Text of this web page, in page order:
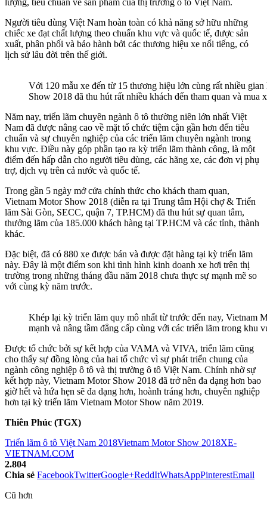
Người tiêu dùng Việt Nam hoàn toàn có khả năng sở hữu những
chiếc xe đạt chất lượng theo chuẩn khu vực và quốc tế, được sản
xuất, phân phối và bảo hành bởi các thương hiệu xe nổi tiếng, có
lịch sử lâu đời trên thế giới.
Với 120 mẫu xe đến từ 15 thương hiệu lớn cùng rất nhiều
Show 2018 đã thu hút rất nhiều khách đến tham quan và mua
Năm nay, triển lãm chuyên ngành ô tô thường niên lớn nhất Việt
Nam đã được nâng cao về mặt tổ chức tiệm cận gần hơn đến tiêu
chuẩn và sự chuyên nghiệp của các triển lãm chuyên ngành trong
khu vực. Điều này góp phần tạo ra kỳ triển lãm thành công, là một
điểm đến hấp dẫn cho người tiêu dùng, các hãng xe, các đơn vị phụ
trợ, dịch vụ trên cả nước và quốc tế.
Trong gần 5 ngày mở cửa chính thức cho khách tham quan,
Vietnam Motor Show 2018 (diễn ra tại Trung tâm Hội chợ & Triển
lãm Sài Gòn, SECC, quận 7, TP.HCM) đã thu hút sự quan tâm,
thưởng lãm của 185.000 khách hàng tại TP.HCM và các tỉnh, thành
khác.
Đặc biệt, đã có 880 xe được bán và được đặt hàng tại kỳ triển lãm
này. Đây là một điểm son khi tình hình kinh doanh xe hơi trên thị
trường trong những tháng đầu năm 2018 chưa thực sự mạnh mẽ so
với cùng kỳ năm trước.
Khép lại kỳ triển lãm quy mô nhất từ trước đến nay, Vietnam
mạnh và nâng tầm đẳng cấp cùng với các triển lãm trong khu
Được tổ chức bởi sự kết hợp của VAMA và VIVA, triển lãm cũng
cho thấy sự đồng lòng của hai tổ chức vì sự phát triển chung của
ngành công nghiệp ô tô và thị trường ô tô Việt Nam. Chính nhờ sự
kết hợp này, Vietnam Motor Show 2018 đã trở nên đa dạng hơn bao
giờ hết và hứa hẹn sẽ đa dạng hơn, hoành tráng hơn, chuyên nghiệp
hơn tại kỳ triển lãm Vietnam Motor Show năm 2019.
Thiên Phúc (TGX)
Triển lãm ô tô Việt Nam 2018Vietnam Motor Show 2018XE-
VIETNAM.COM
2.804
Chia sẻ FacebookTwitterGoogle+ReddItWhatsAppPinterestEmail
Cũ hơn